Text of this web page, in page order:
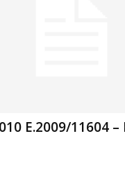
E.2009/11604 –